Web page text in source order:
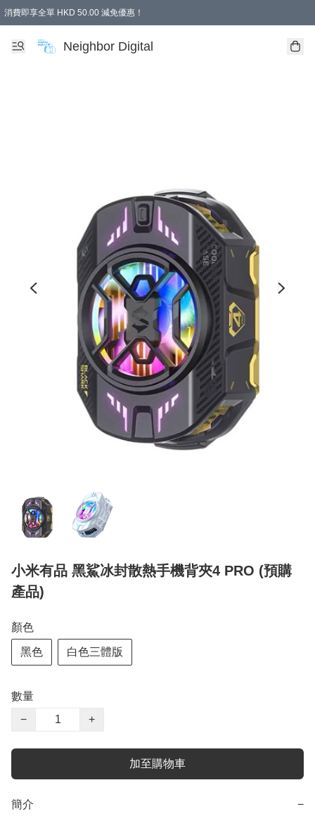
消費即享全單 HKD 50.00 減免優惠！
Neighbor Digital
小米有品 黑鯊冰封散熱手機背夾4 PRO (預購
產品)
顏色
黑色 白色三體版
數量
−
+
加至購物車
簡介 −